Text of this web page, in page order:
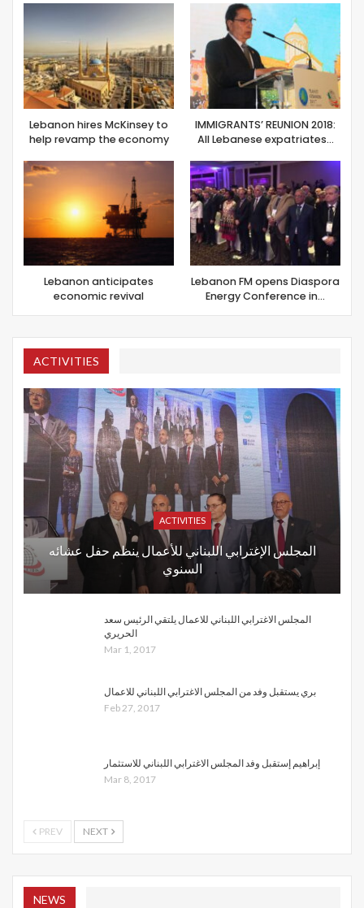
Lebanon hires McKinsey to
help revamp the economy
Lebanon anticipates
economic revival
IMMIGRANTS’ REUNION 2018:
All Lebanese expatriates…
Lebanon FM opens Diaspora
Energy Conference in…
ACTIVITIES
ACTIVITIES
المجلس الإغترابي اللبناني للأعمال ينظم حفل عشائه
السنوي
المجلس الاغترابي اللبناني للاعمال يلتقي الرئيس سعد
الحريري
Mar 1, 2017
بري يستقبل وفد من المجلس الاغترابي اللبناني للاعمال
Feb 27, 2017
إبراهيم إستقبل وفد المجلس الاغترابي اللبناني للاستثمار
Mar 8, 2017
PREV NEXT
NEWS